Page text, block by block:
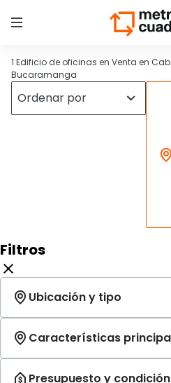
1 Edificio de oficinas en Venta en
Bucaramanga
Filtros